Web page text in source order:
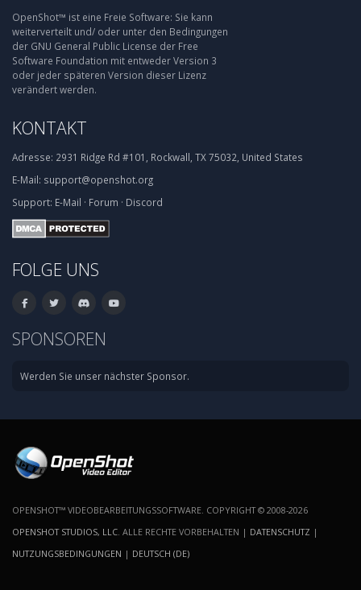
OpenShot™ ist eine Freie Software: Sie kann
weiterverteilt und/ oder unter den Bedingungen
der GNU General Public License der Free
Software Foundation mit entweder Version 3
oder jeder späteren Version dieser Lizenz
verändert werden.
KONTAKT
Adresse: 2931 Ridge Rd #101, Rockwall, TX 75032, United States
E-Mail: support@openshot.org
Support: E-Mail · Forum · Discord
FOLGE UNS
SPONSOREN
Werden Sie unser nächster Sponsor.
OPENSHOT™ VIDEOBEARBEITUNGSSOFTWARE. COPYRIGHT © 2008-2026
OPENSHOT STUDIOS, LLC . ALLE RECHTE VORBEHALTEN | DATENSCHUTZ |
NUTZUNGSBEDINGUNGEN | DEUTSCH (DE)